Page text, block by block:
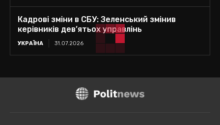
Кадрові зміни в СБУ: Зеленський змінив
керівників дев’ятьох управлінь
УКРАЇНА 31.07.2026